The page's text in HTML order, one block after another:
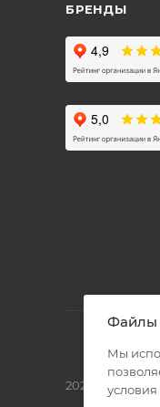
БРЕНДЫ
2026 ©
Файлы
Мы